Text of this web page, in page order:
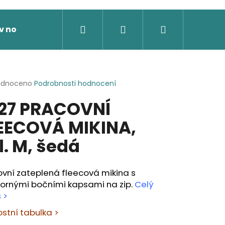
Výprodej Dárkové poukazy
Přihlášení
Podrobnosti hodnocení
PRACOVNÍ
MIKINA,
M, šedá
zateplená fleecová mikina s
bočními kapsami na zip. Celý
tabulka >BUNDA,